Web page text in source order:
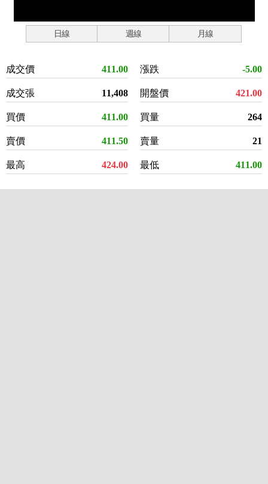
日線 週線 月線
成交價 411.00
成交張 11,408
買價 411.00
賣價 411.50
最高 424.00
漲跌 -5.00
開盤價 421.00
買量 264
賣量 21
最低 411.00